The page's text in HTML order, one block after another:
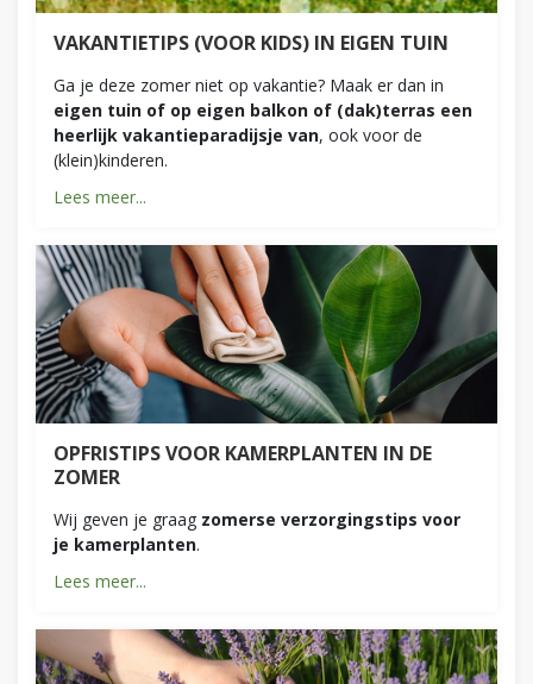
VAKANTIETIPS (VOOR KIDS) IN EIGEN TUIN
Ga je deze zomer niet op vakantie? Maak er dan in
eigen tuin of op eigen balkon of (dak)terras een
heerlijk vakantieparadijsje van, ook voor de
(klein)kinderen.
Lees meer...
OPFRISTIPS VOOR KAMERPLANTEN IN DE
ZOMER
Wij geven je graag zomerse verzorgingstips voor
je kamerplanten.
Lees meer...